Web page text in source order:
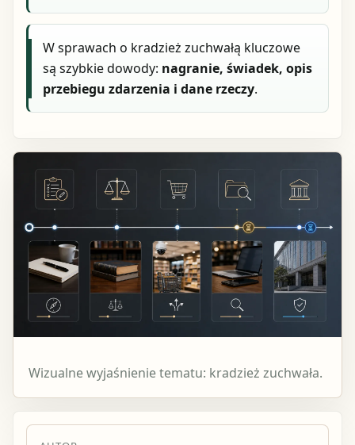
W sprawach o kradzież zuchwałą kluczowe
są szybkie dowody: nagranie, świadek, opis
przebiegu zdarzenia i dane rzeczy.
Wizualne wyjaśnienie tematu: kradzież zuchwała.